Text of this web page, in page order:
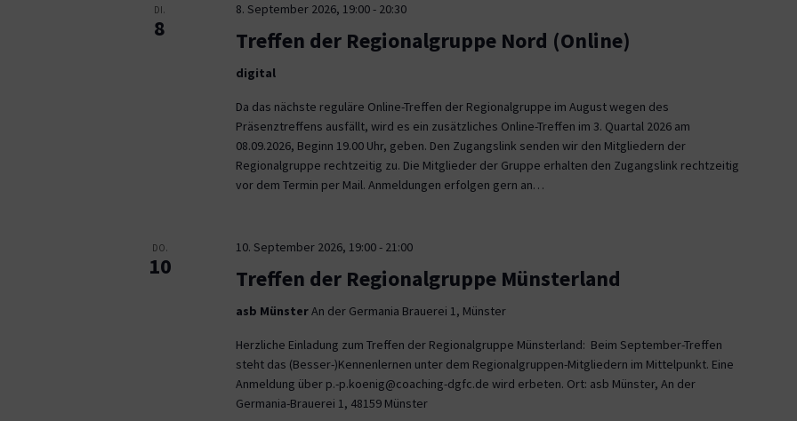
DI.
8
8. September 2026, 19:00- 20:30
Treffen der Regionalgruppe Nord (Online)
digital
Da das nächste reguläre Online-Treffen der Regionalgruppe im August wegen des
Präsenztreffens ausfällt, wird es ein zusätzliches Online-Treffen im 3. Quartal 2026 am
08.09.2026, Beginn 19.00 Uhr, geben. Den Zugangslink senden wir den Mitgliedern der
Regionalgruppe rechtzeitig zu. Die Mitglieder der Gruppe erhalten den Zugangslink rechtzeitig
vor dem Termin per Mail. Anmeldungen erfolgen gern an…
DO.
10
10. September 2026, 19:00- 21:00
Treffen der Regionalgruppe Münsterland
asb MünsterAn der Germania Brauerei 1, Münster
Herzliche Einladung zum Treffen der Regionalgruppe Münsterland: Beim September-Treffen
steht das (Besser-)Kennenlernen unter dem Regionalgruppen-Mitgliedern im Mittelpunkt. Eine
Anmeldung über p.-p.koenig@coaching-dgfc.de wird erbeten. Ort: asb Münster, An der
Germania-Brauerei 1, 48159 Münster